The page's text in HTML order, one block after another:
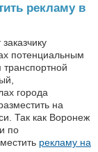
рекламу в
потенциальным
города
на
Так как Воронеж
по
рекламу на